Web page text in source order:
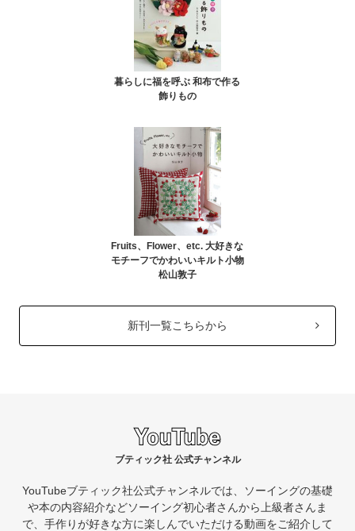
暮らしに福を呼ぶ 和布で作る
飾りもの
Fruits、Flower、etc. 大好きな
モチーフでかわいいキルト小物
松山敦子
新刊一覧こちらから
ブティック社 公式チャンネル
YouTubeブティック社公式チャンネルでは、ソーイングの基礎
や本の内容紹介などソーイング初心者さんから上級者さんま
で、手作りが好きな方に楽しんでいただける動画をご紹介して